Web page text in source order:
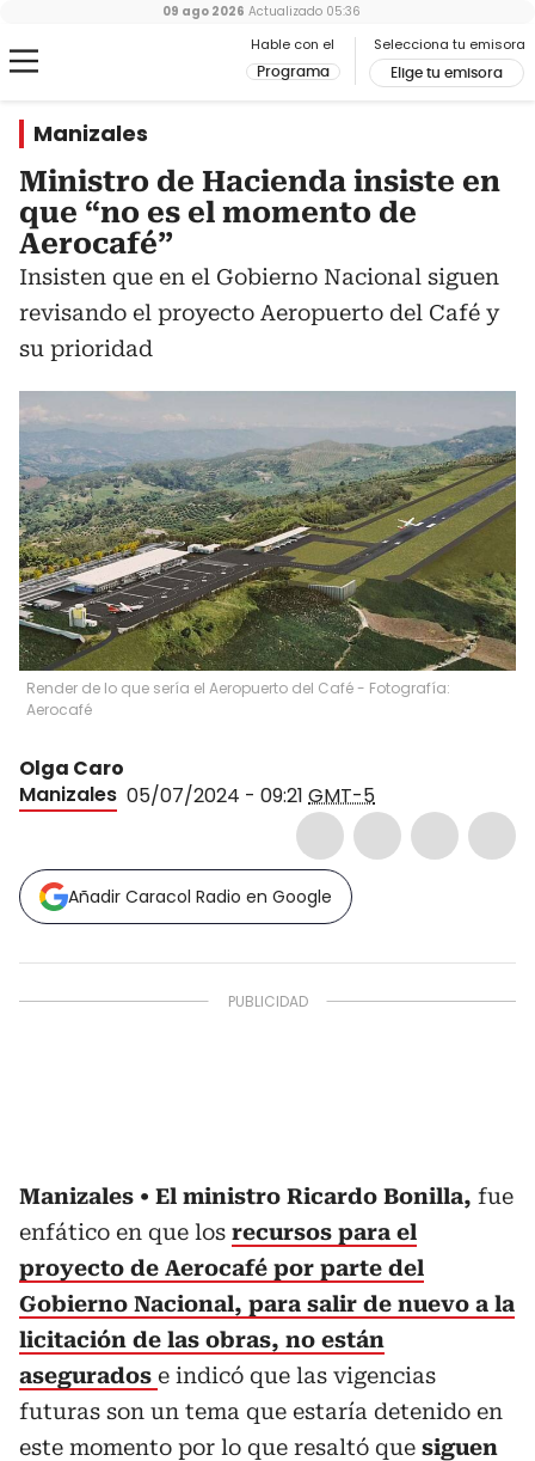
Hable con el
Programa
Selecciona tu emisora
Elige tu emisora
09 ago 2026 Actualizado 05:36
Manizales
Ministro de Hacienda insiste en
que “no es el momento de
Aerocafé”
Insisten que en el Gobierno Nacional siguen
revisando el proyecto Aeropuerto del Café y
su prioridad
Render de lo que sería el Aeropuerto del Café - Fotografía:
Aerocafé
Olga Caro
Manizales 05/07/2024 - 09:21 GMT-5
Añadir Caracol Radio en Google
Manizales El ministro Ricardo Bonilla, fue
enfático en que los recursos para el
proyecto de Aerocafé por parte del
Gobierno Nacional, para salir de nuevo a la
licitación de las obras, no están
asegurados e indicó que las vigencias
futuras son un tema que estaría detenido en
este momento por lo que resaltó que siguen